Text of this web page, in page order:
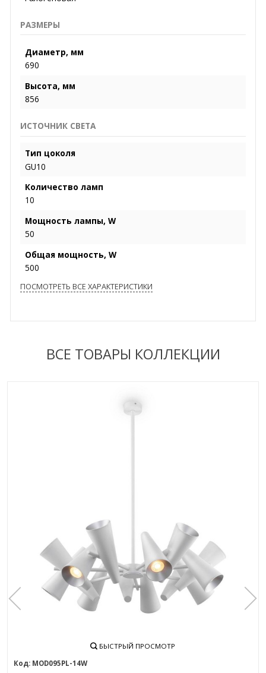
РАЗМЕРЫ
Диаметр, мм
690
Высота, мм
856
ИСТОЧНИК СВЕТА
Тип цоколя
GU10
Количество ламп
10
Мощность лампы, W
50
Общая мощность, W
500
ПОСМОТРЕТЬ ВСЕ ХАРАКТЕРИСТИКИ
ВСЕ ТОВАРЫ КОЛЛЕКЦИИ
БЫСТРЫЙ ПРОСМОТР
MOD095PL-14W